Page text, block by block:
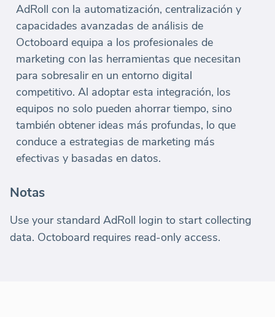
AdRoll con la automatización, centralización y
capacidades avanzadas de análisis de
Octoboard equipa a los profesionales de
marketing con las herramientas que necesitan
para sobresalir en un entorno digital
competitivo. Al adoptar esta integración, los
equipos no solo pueden ahorrar tiempo, sino
también obtener ideas más profundas, lo que
conduce a estrategias de marketing más
efectivas y basadas en datos.
Notas
Use your standard AdRoll login to start collecting
data. Octoboard requires read-only access.